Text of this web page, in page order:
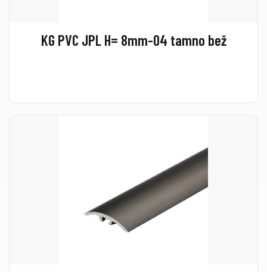
KG PVC JPL H= 8mm-04 tamno bež